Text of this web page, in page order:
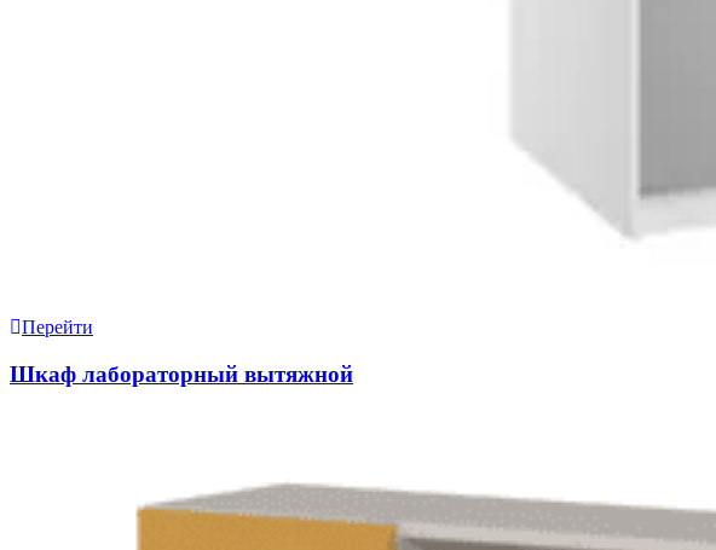
Перейти
Шкаф лабораторный вытяжной